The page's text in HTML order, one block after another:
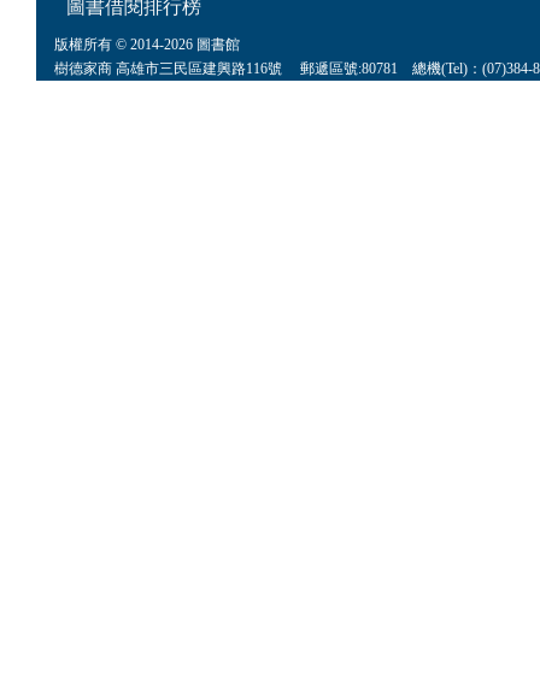
圖書借閱排行榜
版權所有 © 2014-2026 圖書館
樹德家商 高雄市三民區建興路116號 郵遞區號:80781 總機(Tel)：(07)384-